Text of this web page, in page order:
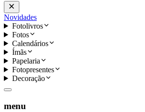
Novidades
Fotolivros
Fotos
Calendários
Ímãs
Papelaria
Fotopresentes
Decoração
menu